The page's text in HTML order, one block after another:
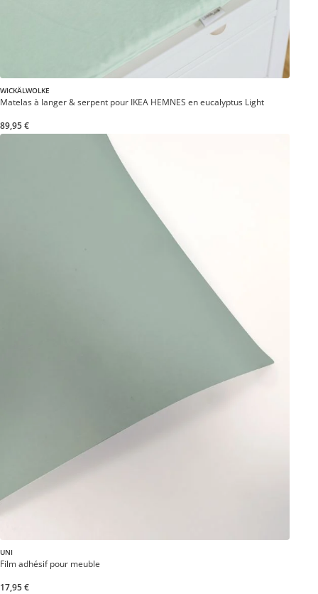
WICKÄLWOLKE
Matelas à langer & serpent pour IKEA HEMNES en eucalyptus Light
89,95 €
UNI
Film adhésif pour meuble
17,95 €